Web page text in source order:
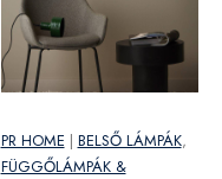
PR HOME | BELSŐ LÁMPÁK,
FÜGGŐLÁMPÁK &